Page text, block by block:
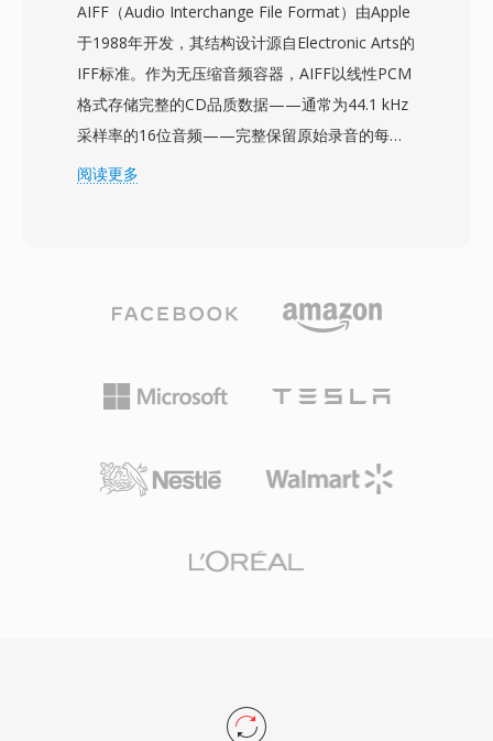
众，FAP展现了扎实的工程设计：头部精简且确定
性强，消除了块式容器中有时出现的模糊性。其优
势包括比特精确的音频保留、因原生字节序而在
x86硬件上实现的快速I/O，以及与原始PCM工具
的便捷互操作性。
AIFF（Audio Interchange File Format）由Apple
于1988年开发，其结构设计源自Electronic Arts的
IFF标准。作为无压缩音频容器，AIFF以线性PCM
格式存储完整的CD品质数据——通常为44.1 kHz
采样率的16位音频——完整保留原始录音的每一
个细节，不进行有损编码。该格式以块结构组织内
MP3或AAC不同，反复保存不会降低信号质量。
Logic Pro和GarageBand，AIFF在这些软件中作
为原生工作格式使用。该容器支持多种采样率和最
辨率工作流需求。对于优先考虑无损完整性而非存
阅读更多